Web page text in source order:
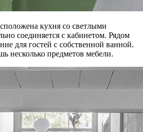
кухня со светлыми
соединяется с кабинетом. Рядом
для гостей с собственной ванной.
несколько предметов мебели.